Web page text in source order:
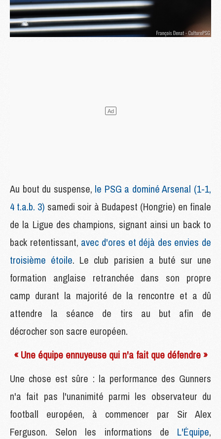
Au bout du suspense, le PSG a dominé Arsenal (1-1,
4 t.a.b. 3) samedi soir à Budapest (Hongrie) en finale
de la Ligue des champions, signant ainsi un back to
back retentissant, avec d'ores et déjà des envies de
troisième étoile. Le club parisien a buté sur une
formation anglaise retranchée dans son propre
camp durant la majorité de la rencontre et a dû
attendre la séance de tirs au but afin de
décrocher son sacre européen.
« Une équipe ennuyeuse qui n'a fait que défendre »
Une chose est sûre : la performance des Gunners
n'a fait pas l'unanimité parmi les observateur du
football européen, à commencer par Sir Alex
Ferguson. Selon les informations de L'Équipe,